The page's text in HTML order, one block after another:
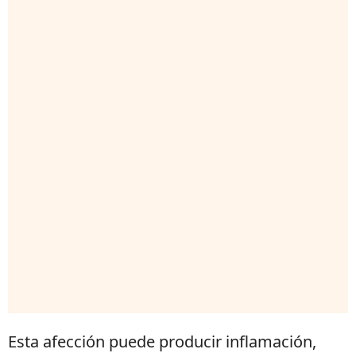
Esta afección puede producir inflamación,